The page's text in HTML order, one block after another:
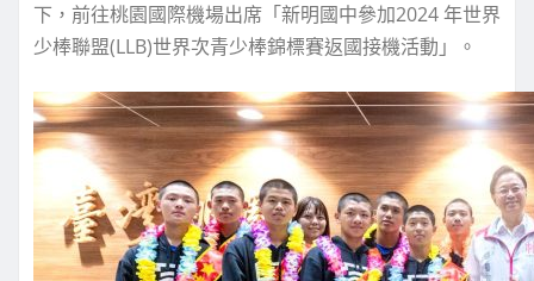
下，前往桃園國際機場出席「新明國中參加2024 年世界
少棒聯盟(LLB)世界次青少棒錦標賽返國接機活動」。